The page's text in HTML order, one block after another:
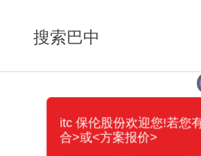
搜索巴中
itc 保伦股份欢迎您!若您
合>或<方案报价>